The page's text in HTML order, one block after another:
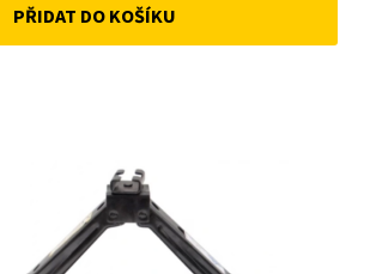
was:
is:
PŘIDAT DO KOŠÍKU